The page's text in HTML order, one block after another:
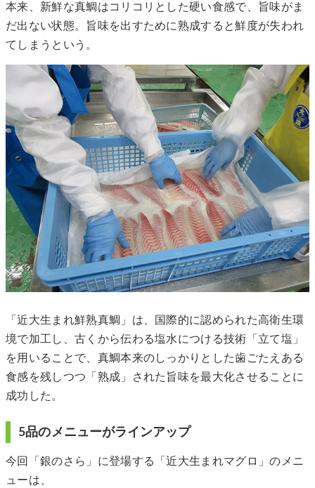
本来、新鮮な真鯛はコリコリとした硬い食感で、旨味がま
だ出ない状態。旨味を出すために熟成すると鮮度が失われ
てしまうという。
「近大生まれ鮮熟真鯛」は、国際的に認められた高衛生環
境で加工し、古くから伝わる塩水につける技術「立て塩」
を用いることで、真鯛本来のしっかりとした歯ごたえある
食感を残しつつ「熟成」された旨味を最大化させることに
成功した。
5品のメニューがラインアップ
今回「銀のさら」に登場する「近大生まれマグロ」のメニ
ューは、